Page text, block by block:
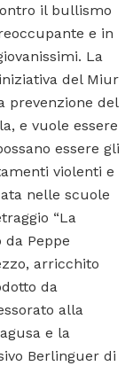
il bullismo
e in
La
del Miur
prevenzione del
e vuole essere
essere gli
violenti e
nelle scuole
“La
da Peppe
arricchito
da
alla
e la
Berlinguer di